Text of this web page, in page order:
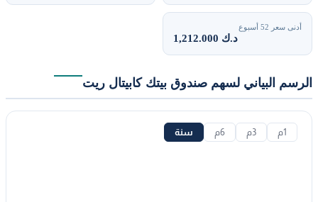
سعر 52 أسبوع
البياني لسهم صندوق بيتك كابيتال ريت